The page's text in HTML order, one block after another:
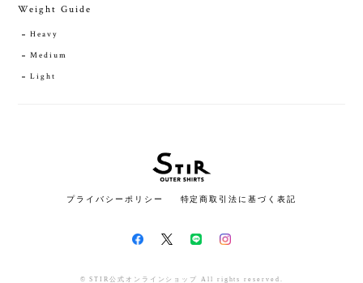
Weight Guide
Heavy
Medium
Light
プライバシーポリシー 特定商取引法に基づく表記
© STIR公式オンラインショップ All rights reserved.